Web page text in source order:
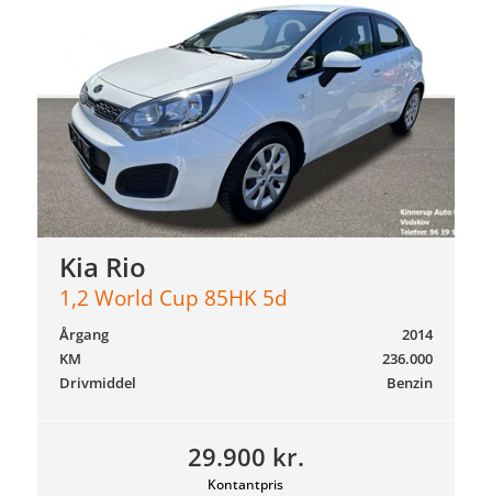
Kia Rio
1,2 World Cup 85HK 5d
29.900 kr.
Kontantpris
2014
Årgang
236.000
KM
Benzin
Drivmiddel